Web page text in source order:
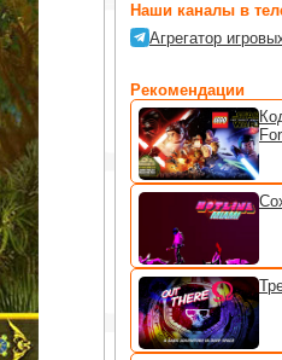
Наши каналы в
Агрегатор
Рекомендации